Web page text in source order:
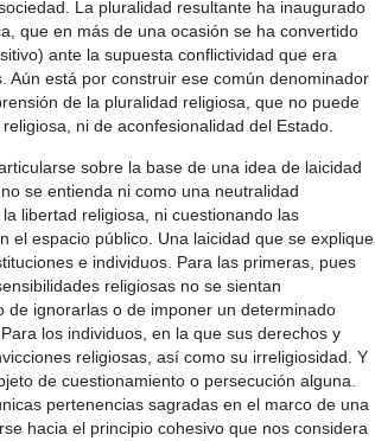
La pluralidad resultante ha inaugurado
que en más de una ocasión se ha convertido
ante la supuesta conflictividad que era
Aún está por construir ese común denominador
de la pluralidad religiosa, que no puede
ni de aconfesionalidad del Estado.
sobre la base de una idea de laicidad
se entienda ni como una neutralidad
libertad religiosa, ni cuestionando las
el espacio público. Una laicidad que se explique
e individuos. Para las primeras, pues
religiosas no se sientan
ignorarlas o de imponer un determinado
los individuos, en la que sus derechos y
religiosas, así como su irreligiosidad. Y
de cuestionamiento o persecución alguna.
pertenencias sagradas en el marco de una
hacia el principio cohesivo que nos considera